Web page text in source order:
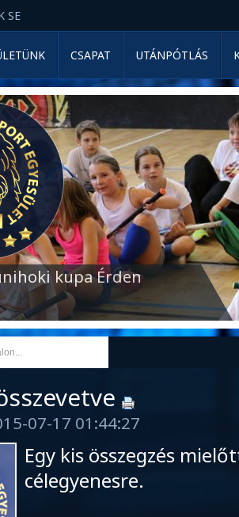
SE
CSAPAT UTÁNPÓTLÁS
kupa Érden
07-17 01:44:27
Egy kis összegzés
célegyenesre.